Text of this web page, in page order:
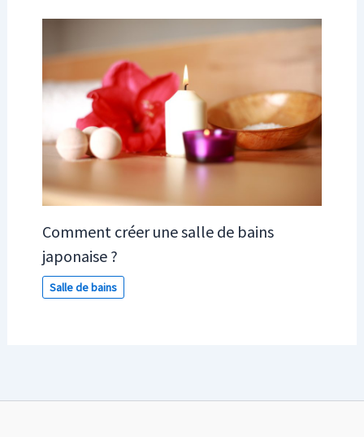
Comment créer une salle de bains
japonaise ?
Salle de bains